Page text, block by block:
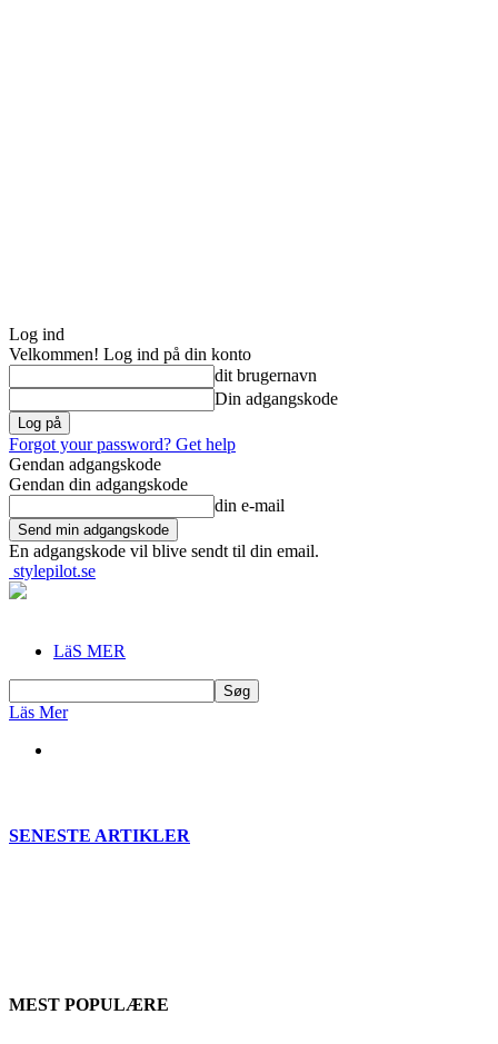
Log ind
Velkommen! Log ind på din konto
dit brugernavn
Din adgangskode
Forgot your password? Get help
Gendan adgangskode
Gendan din adgangskode
din e-mail
En adgangskode vil blive sendt til din email.
stylepilot.se
LäS MER
Läs Mer
SENESTE ARTIKLER
MEST POPULÆRE